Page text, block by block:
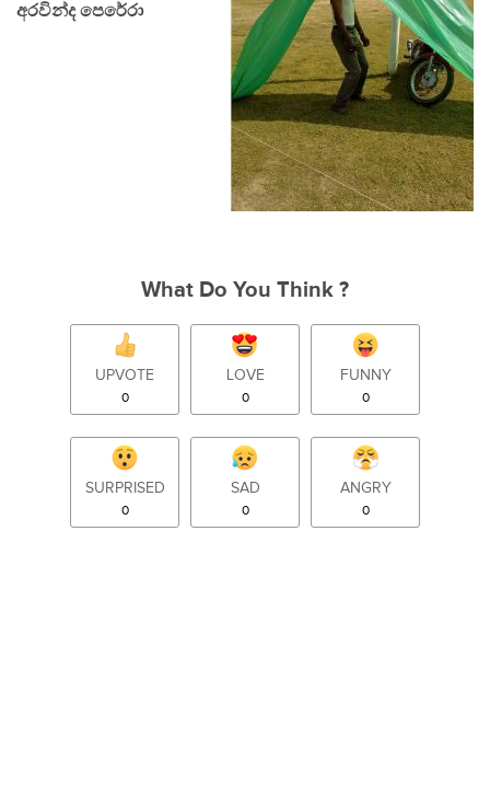
අරවින්ද පෙරේරා
What Do You Think ?
UPVOTE
0
LOVE
0
FUNNY
0
SURPRISED
0
SAD
0
ANGRY
0